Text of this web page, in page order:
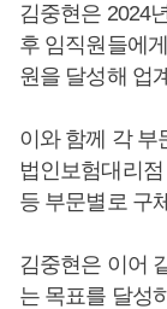
김중현은 2024
후 임직원들에
원을 달성해 업
이와 함께 각
법인보험대리
등 부문별로 구
김중현은 이어
는 목표를 달성